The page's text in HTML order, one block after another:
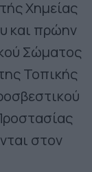
Χημείας
και πρώην
Σώματος
Τοπικής
στον